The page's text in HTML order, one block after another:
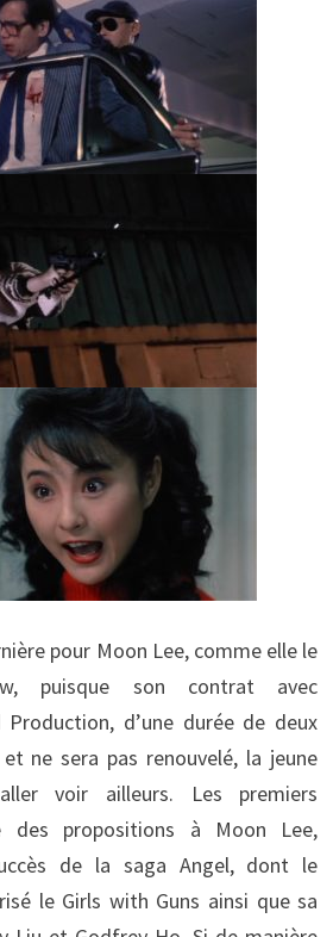
pour Moon Lee, comme elle le
puisque son contrat avec
d’une durée de deux
ne sera pas renouvelé, la jeune
voir ailleurs. Les premiers
des propositions à Moon Lee,
de la saga Angel, dont le
le Girls with Guns ainsi que sa